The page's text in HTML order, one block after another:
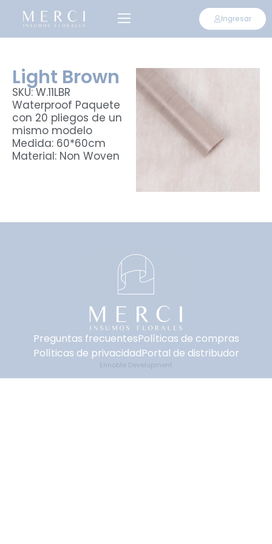
Ingresar
Light Brown
SKU: W.11LBR
Waterproof Paquete
con 20 pliegos de un
mismo modelo
Medida: 60*60cm
Material: Non Woven
Preguntas frecuentesPolíticas de compras
Políticas de privacidadPortal de distribudor
Ennoble Development